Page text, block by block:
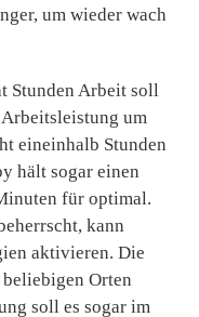
um wieder wach
Stunden Arbeit soll
um
eineinhalb Stunden
hält sogar einen
für optimal.
kann
aktivie­ren. Die
Orten
soll es sogar im